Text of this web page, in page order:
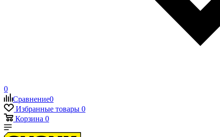
0
Сравнение0
Избранные товары 0
Корзина 0